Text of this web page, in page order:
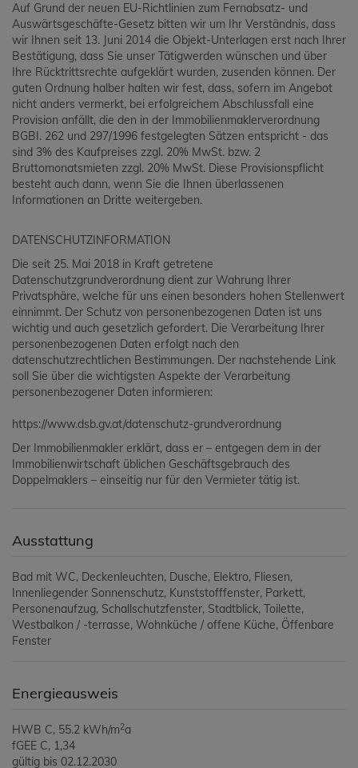
Auf Grund der neuen EU-Richtlinien zum Fernabsatz- und
Auswärtsgeschäfte-Gesetz bitten wir um Ihr Verständnis, dass
wir Ihnen seit 13. Juni 2014 die Objekt-Unterlagen erst nach Ihrer
Bestätigung, dass Sie unser Tätigwerden wünschen und über
Ihre Rücktrittsrechte aufgeklärt wurden, zusenden können. Der
guten Ordnung halber halten wir fest, dass, sofern im Angebot
nicht anders vermerkt, bei erfolgreichem Abschlussfall eine
Provision anfällt, die den in der Immobilienmaklerverordnung
BGBI. 262 und 297/1996 festgelegten Sätzen entspricht - das
sind 3% des Kaufpreises zzgl. 20% MwSt. bzw. 2
Bruttomonatsmieten zzgl. 20% MwSt. Diese Provisionspflicht
besteht auch dann, wenn Sie die Ihnen überlassenen
Informationen an Dritte weitergeben.
DATENSCHUTZINFORMATION
Die seit 25. Mai 2018 in Kraft getretene
Datenschutzgrundverordnung dient zur Wahrung Ihrer
Privatsphäre, welche für uns einen besonders hohen Stellenwert
einnimmt. Der Schutz von personenbezogenen Daten ist uns
wichtig und auch gesetzlich gefordert. Die Verarbeitung Ihrer
personenbezogenen Daten erfolgt nach den
datenschutzrechtlichen Bestimmungen. Der nachstehende Link
soll Sie über die wichtigsten Aspekte der Verarbeitung
personenbezogener Daten informieren:
https://www.dsb.gv.at/datenschutz-grundverordnung
Der Immobilienmakler erklärt, dass er – entgegen dem in der
Immobilienwirtschaft üblichen Geschäftsgebrauch des
Doppelmaklers – einseitig nur für den Vermieter tätig ist.
Ausstattung
Bad mit WC Deckenleuchten Dusche Elektro Fliesen
Innenliegender Sonnenschutz Kunststofffenster Parkett
Personenaufzug Schallschutzfenster Stadtblick Toilette
Westbalkon / -terrasse Wohnküche / offene Küche Öffenbare
Fenster
Energieausweis
HWB C, 55.2 kWh/m2a
fGEE C, 1,34
gültig bis 02.12.2030